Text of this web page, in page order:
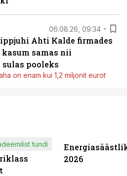
06.08.26, 09:34
Ahti Kalde firmades
samas nii
pooleks
on enam kui 1,2 miljonit eurot
tundi
2026